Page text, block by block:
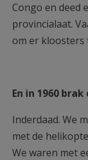
Congo en deed
provincialaat.
om er kloosters
En in 1960
Inderdaad. We
met de
We waren met